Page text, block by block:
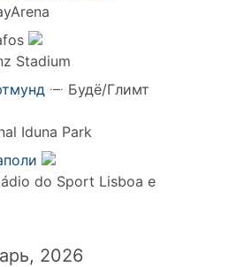
Stadium
Будё/Глимт
Iduna Park
do Sport Lisboa e
2026